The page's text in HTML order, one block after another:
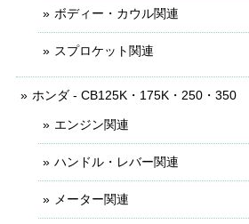
ボディー・カウル関連
スプロケット関連
ホンダ - CB125K・175K・250・350
エンジン関連
ハンドル・レバー関連
メーター関連